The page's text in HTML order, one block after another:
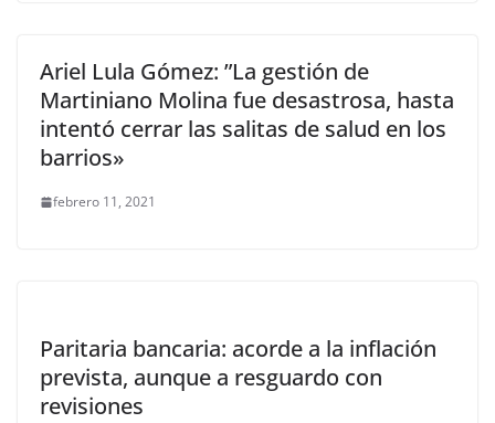
Ariel Lula Gómez: ”La gestión de
Martiniano Molina fue desastrosa, hasta
intentó cerrar las salitas de salud en los
barrios»
febrero 11, 2021
Paritaria bancaria: acorde a la inflación
prevista, aunque a resguardo con
revisiones